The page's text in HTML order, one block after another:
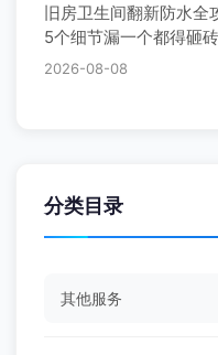
旧房卫生间翻新防水
5个细节漏一个都得砸
2026-08-08
分类目录
其他服务